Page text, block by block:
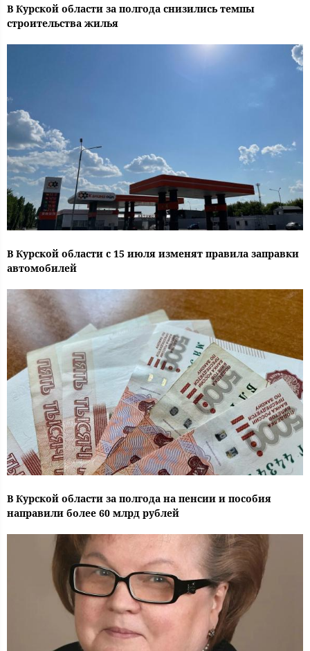
В Курской области за полгода снизились темпы
строительства жилья
В Курской области с 15 июля изменят правила заправки
автомобилей
В Курской области за полгода на пенсии и пособия
направили более 60 млрд рублей